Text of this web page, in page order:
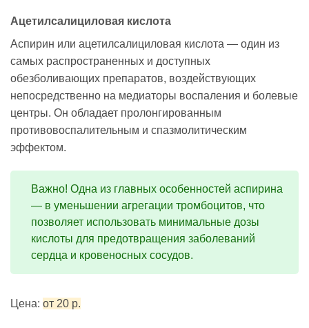
Ацетилсалициловая кислота
Аспирин или ацетилсалициловая кислота — один из
самых распространенных и доступных
обезболивающих препаратов, воздействующих
непосредственно на медиаторы воспаления и болевые
центры. Он обладает пролонгированным
противовоспалительным и спазмолитическим
эффектом.
Важно! Одна из главных особенностей аспирина
— в уменьшении агрегации тромбоцитов, что
позволяет использовать минимальные дозы
кислоты для предотвращения заболеваний
сердца и кровеносных сосудов.
Цена: от 20 р.